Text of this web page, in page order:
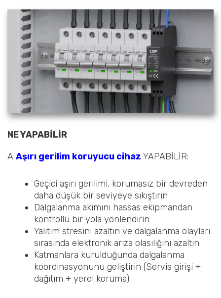
NE YAPABİLİR
A Aşırı gerilim koruyucu cihaz YAPABİLİR:
Geçici aşırı gerilimi, korumasız bir devreden
daha düşük bir seviyeye sıkıştırın
Dalgalanma akımını hassas ekipmandan
kontrollü bir yola yönlendirin
Yalıtım stresini azaltın ve dalgalanma olayları
sırasında elektronik arıza olasılığını azaltın
Katmanlara kurulduğunda dalgalanma
koordinasyonunu geliştirin (Servis girişi +
dağıtım + yerel koruma)